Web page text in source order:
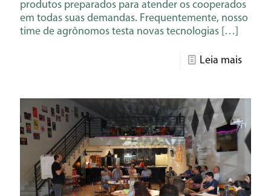
produtos preparados para atender os cooperados
em todas suas demandas. Frequentemente, nosso
time de agrônomos testa novas tecnologias […]
Leia mais